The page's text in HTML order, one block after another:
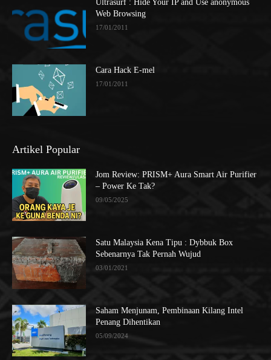
Ultrasurf : Hide Your IP and Use anonymous
Web Browsing
17/01/2011
Cara Hack E-mel
17/01/2011
Artikel Popular
Jom Review: PRISM+ Aura Smart Air Purifier
– Power Ke Tak?
09/05/2025
Satu Malaysia Kena Tipu : Dybbuk Box
Sebenarnya Tak Pernah Wujud
03/01/2021
Saham Menjunam, Pembinaan Kilang Intel
Penang Dihentikan
05/09/2024